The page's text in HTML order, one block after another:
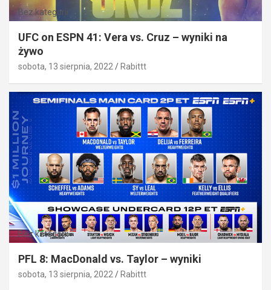
Bez kategorii
UFC on ESPN 41: Vera vs. Cruz – wyniki na
żywo
sobota, 13 sierpnia, 2022 Rabittt
Bez kategorii
PFL 8: MacDonald vs. Taylor – wyniki
sobota, 13 sierpnia, 2022 Rabittt